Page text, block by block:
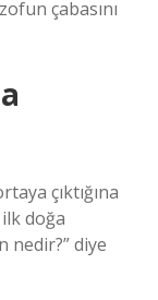
çabasını
çıktığına
doğa
nedir?” diye